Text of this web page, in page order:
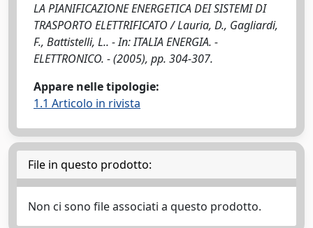
LA PIANIFICAZIONE ENERGETICA DEI SISTEMI DI
TRASPORTO ELETTRIFICATO / Lauria, D., Gagliardi,
F., Battistelli, L.. - In: ITALIA ENERGIA. -
ELETTRONICO. - (2005), pp. 304-307.
Appare nelle tipologie:
1.1 Articolo in rivista
File in questo prodotto:
Non ci sono file associati a questo prodotto.